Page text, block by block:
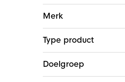
informatie
Merk
Type product
Doelgroep